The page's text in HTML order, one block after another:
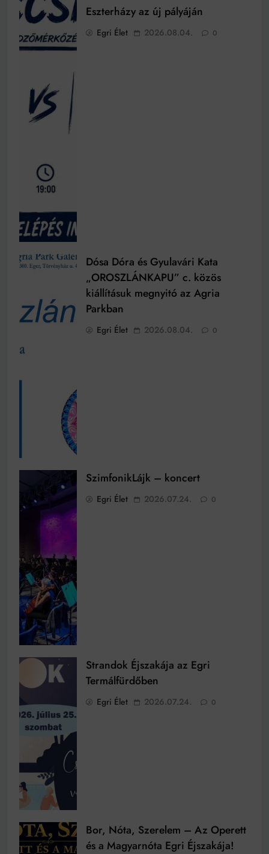
Eszterházy az új pályáján
Egri Élet 2026.08.04. 0
Dósa Dóra és Gyulavári Kata
„OROSZLÁNKAPU” c. közös
kiállításuk megnyitó az Agria
Parkban
Egri Élet 2026.08.04. 0
SzimfonikLájk – koncert
Egri Élet 2026.07.24. 0
Strandok Éjszakája az Egri
Termálfürdőben
Egri Élet 2026.07.24. 0
Bor, Nóta, Szerelem – Az Operett
és a Magyarnóta Egri Éjszakája!